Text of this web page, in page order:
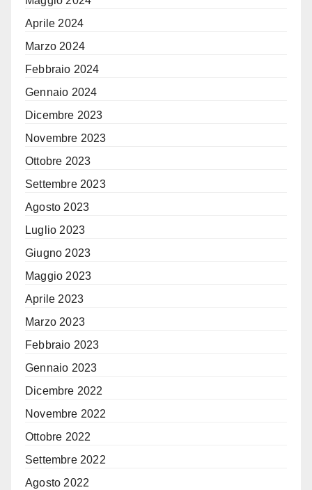
Aprile 2024
Marzo 2024
Febbraio 2024
Gennaio 2024
Dicembre 2023
Novembre 2023
Ottobre 2023
Settembre 2023
Agosto 2023
Luglio 2023
Giugno 2023
Maggio 2023
Aprile 2023
Marzo 2023
Febbraio 2023
Gennaio 2023
Dicembre 2022
Novembre 2022
Ottobre 2022
Settembre 2022
Agosto 2022